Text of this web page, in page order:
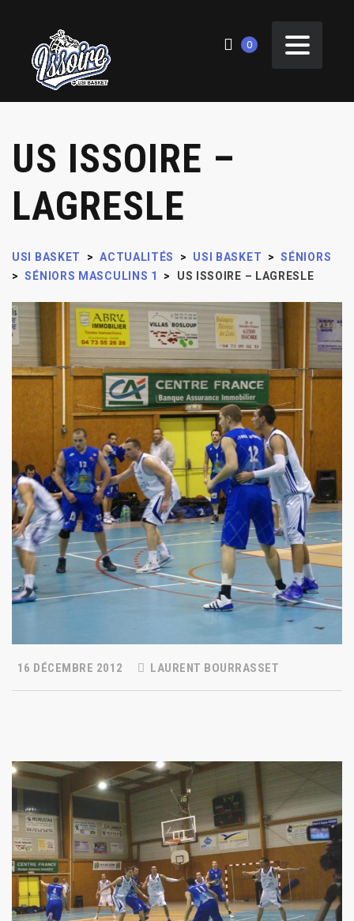
0
US ISSOIRE –
LAGRESLE
USI BASKET > ACTUALITÉS > USI BASKET > SÉNIORS
> SÉNIORS MASCULINS 1 > US ISSOIRE – LAGRESLE
16 DÉCEMBRE 2012 LAURENT BOURRASSET